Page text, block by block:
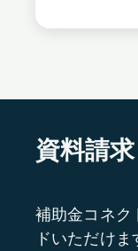
資料請求
補助金コネク
ドいただけ